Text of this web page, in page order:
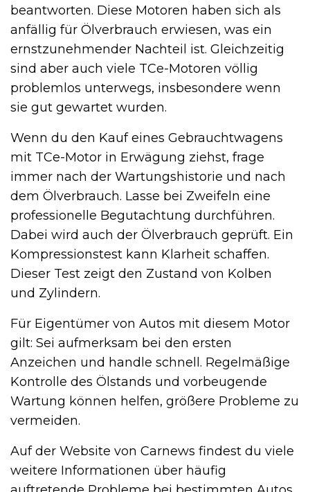
beantworten. Diese Motoren haben sich als
anfällig für Ölverbrauch erwiesen, was ein
ernstzunehmender Nachteil ist. Gleichzeitig
sind aber auch viele TCe-Motoren völlig
problemlos unterwegs, insbesondere wenn
sie gut gewartet wurden.
Wenn du den Kauf eines Gebrauchtwagens
mit TCe-Motor in Erwägung ziehst, frage
immer nach der Wartungshistorie und nach
dem Ölverbrauch. Lasse bei Zweifeln eine
professionelle Begutachtung durchführen.
Dabei wird auch der Ölverbrauch geprüft. Ein
Kompressionstest kann Klarheit schaffen.
Dieser Test zeigt den Zustand von Kolben
und Zylindern.
Für Eigentümer von Autos mit diesem Motor
gilt: Sei aufmerksam bei den ersten
Anzeichen und handle schnell. Regelmäßige
Kontrolle des Ölstands und vorbeugende
Wartung können helfen, größere Probleme zu
vermeiden.
Auf der Website von Carnews findest du viele
weitere Informationen über häufig